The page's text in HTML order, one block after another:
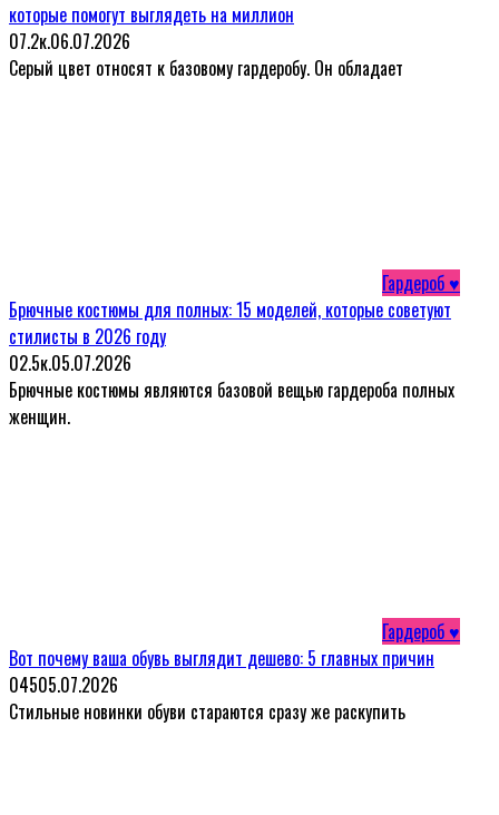
которые помогут выглядеть на миллион
07.2к.06.07.2026
Серый цвет относят к базовому гардеробу. Он обладает
Гардероб ♥
Брючные костюмы для полных: 15 моделей, которые советуют
стилисты в 2026 году
02.5к.05.07.2026
Брючные костюмы являются базовой вещью гардероба полных
женщин.
Гардероб ♥
Вот почему ваша обувь выглядит дешево: 5 главных причин
04505.07.2026
Стильные новинки обуви стараются сразу же раскупить